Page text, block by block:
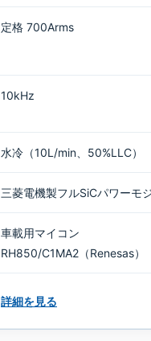
定格 700Arms
10kHz
水冷（10L/min、50%LLC）
三菱電機製フルSiCパワーモ
車載用マイコン
RH850/C1MA2（Renesas）
詳細を見る